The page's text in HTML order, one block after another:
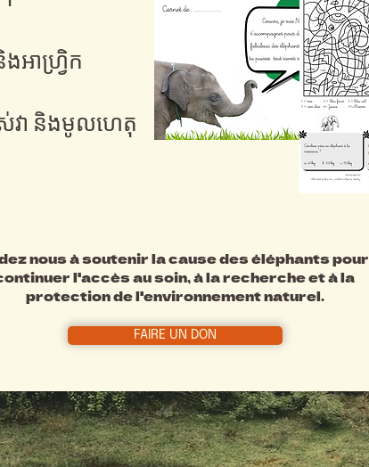
អាហ្វ្រិក
វា និងមូលហេតុ
nous à soutenir la cause des éléphants pour
l'accès au soin, à la recherche et à la
protection de l'environnement naturel.
FAIRE UN DON